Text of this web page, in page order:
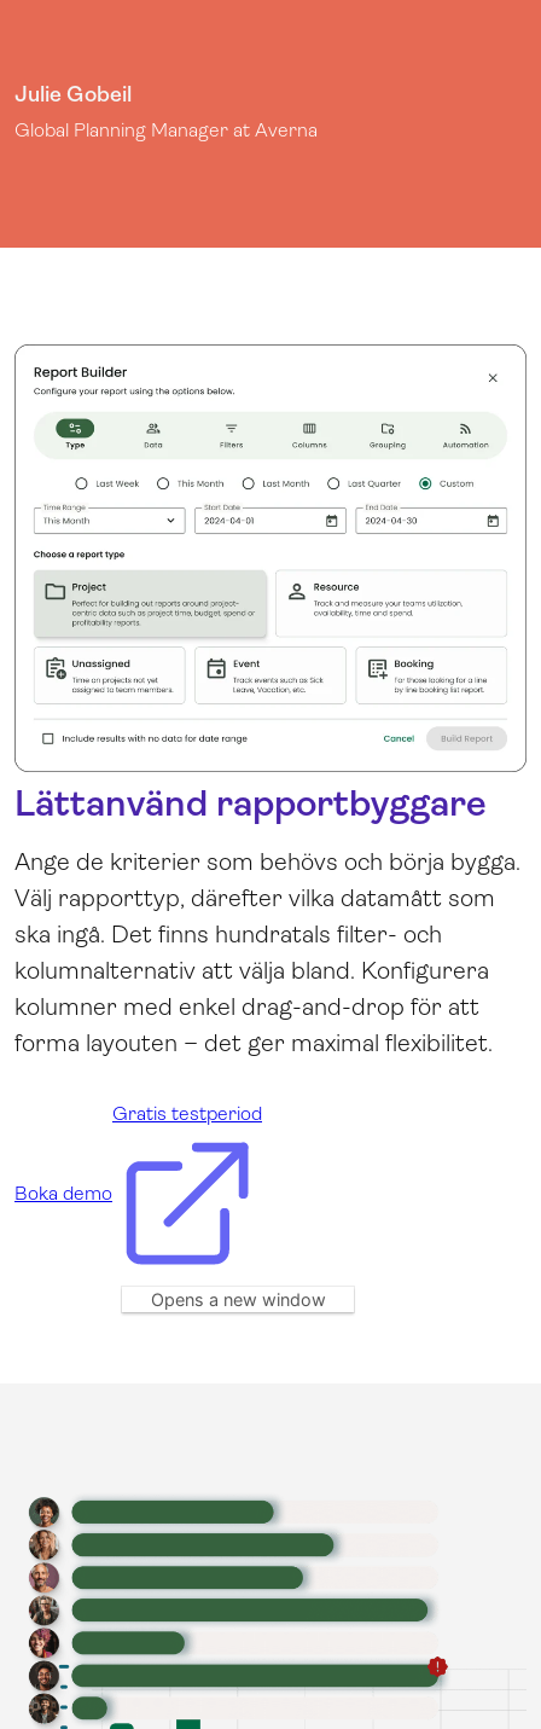
Julie Gobeil
Global Planning Manager at Averna
Lättanvänd rapportbyggare
Ange de kriterier som behövs och börja bygga.
Välj rapporttyp, därefter vilka datamått som
ska ingå. Det finns hundratals filter- och
kolumnalternativ att välja bland. Konfigurera
kolumner med enkel drag-and-drop för att
forma layouten – det ger maximal flexibilitet.
Boka demo
Gratis testperiod
Opens a new window